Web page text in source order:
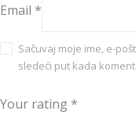
Email *
Sačuvaj moje ime, e-
sledeći put kada
Your rating *